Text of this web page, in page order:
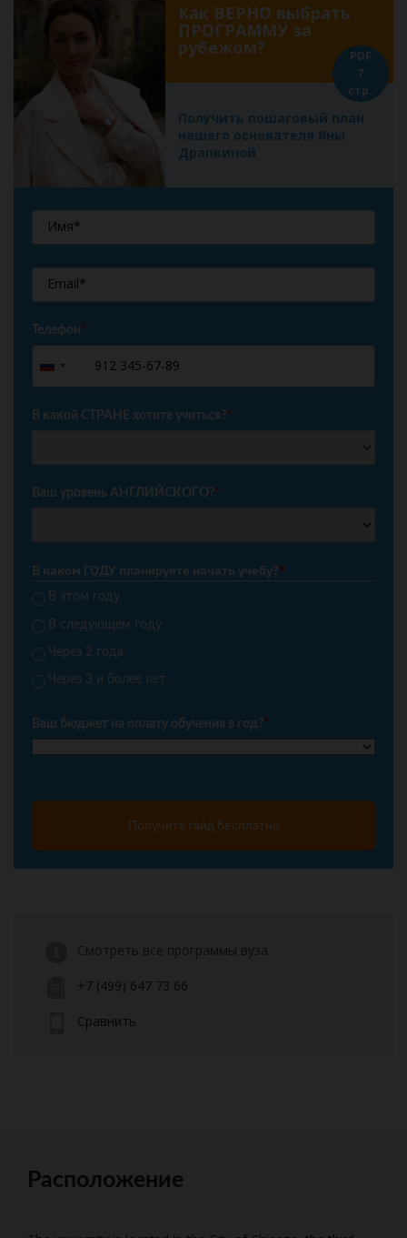
Как ВЕРНО выбрать
ПРОГРАММУ за
рубежом?
Получить пошаговый план
нашего основателя Яны
Драпкиной
PDF
7
стр.
Телефон*
Russia
+7
В какой СТРАНЕ хотите учиться?*
Ваш уровень АНГЛИЙСКОГО?*
В каком ГОДУ планируете начать учебу?*
В этом году
В следующем году
Через 2 года
Через 3 и более лет
Ваш бюджет на оплату обучения в год?*
Получить гайд бесплатно
Смотреть все программы вуза
+7 (499) 647 73 66
Сравнить
Расположение